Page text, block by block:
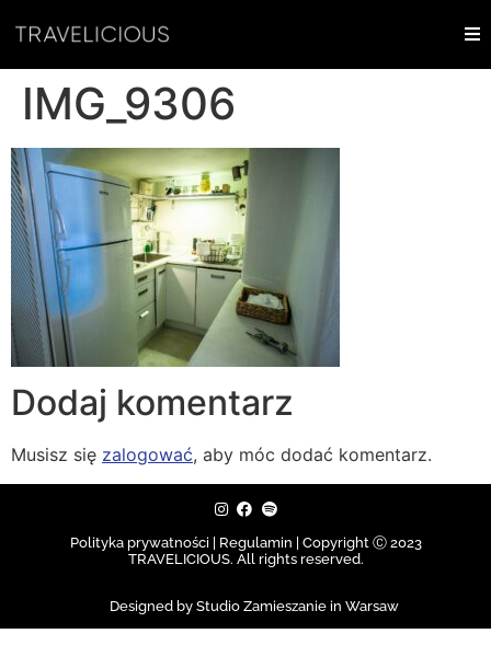
IMG_9306
Dodaj komentarz
Musisz się zalogować, aby móc dodać komentarz.
Polityka prywatności | Regulamin | Copyright Ⓒ 2023
TRAVELICIOUS. All rights reserved.
Designed by Studio Zamieszanie in Warsaw